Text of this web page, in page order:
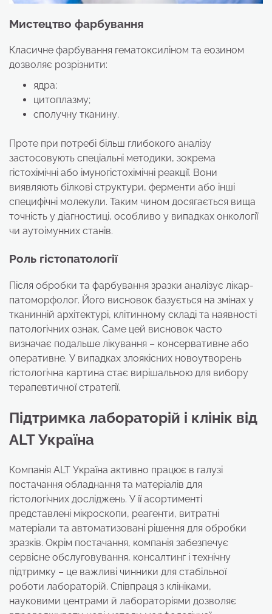
Мистецтво фарбування
Класичне фарбування гематоксиліном та еозином
дозволяє розрізнити:
ядра;
цитоплазму;
сполучну тканину.
Проте при потребі більш глибокого аналізу
застосовують спеціальні методики, зокрема
гістохімічні або імуногістохімічні реакції. Вони
виявляють білкові структури, ферменти або інші
специфічні молекули. Таким чином досягається вища
точність у діагностиці, особливо у випадках онкології
чи аутоімунних станів.
Роль гістопатології
Після обробки та фарбування зразки аналізує лікар-
патоморфолог. Його висновок базується на змінах у
тканинній архітектурі, клітинному складі та наявності
патологічних ознак. Саме цей висновок часто
визначає подальше лікування – консервативне або
оперативне. У випадках злоякісних новоутворень
гістологічна картина стає вирішальною для вибору
терапевтичної стратегії.
Підтримка лабораторій і клінік від
ALT Україна
Компанія ALT Україна активно працює в галузі
постачання обладнання та матеріалів для
гістологічних досліджень. У її асортименті
представлені мікроскопи, реагенти, витратні
матеріали та автоматизовані рішення для обробки
зразків. Окрім постачання, компанія забезпечує
сервісне обслуговування, консалтинг і технічну
підтримку – це важливі чинники для стабільної
роботи лабораторій. Співпраця з клініками,
науковими центрами й лабораторіями дозволяє